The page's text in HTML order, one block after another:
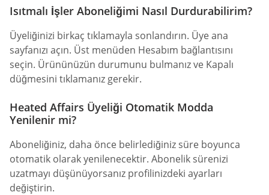
Isıtmalı İşler Aboneliğimi Nasıl Durdurabilirim?
Üyeliğinizi birkaç tıklamayla sonlandırın. Üye ana
sayfanızı açın. Üst menüden Hesabım bağlantısını
seçin. Ürününüzün durumunu bulmanız ve Kapalı
düğmesini tıklamanız gerekir.
Heated Affairs Üyeliği Otomatik Modda
Yenilenir mi?
Aboneliğiniz, daha önce belirlediğiniz süre boyunca
otomatik olarak yenilenecektir. Abonelik sürenizi
uzatmayı düşünüyorsanız profilinizdeki ayarları
değiştirin.